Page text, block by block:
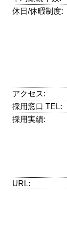
休日/休暇制度:
アクセス:
採用窓口 TEL:
採用実績:
URL: